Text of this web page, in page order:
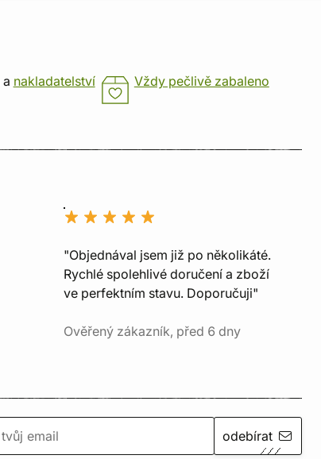
a nakladatelství Vždy pečlivě zabaleno
"Objednával jsem již po několikáté.
Rychlé spolehlivé doručení a zboží
ve perfektním stavu. Doporučuji"
Ověřený zákazník, před 6 dny
odebírat